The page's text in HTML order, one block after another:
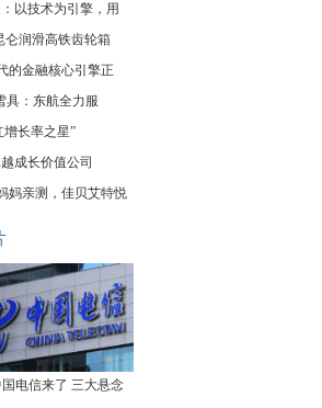
以技术为引擎，用
润滑高铁齿轮箱
的金融核心引擎正
具：东航全力服
增长率之星”
成长价值公司
妈亲测，佳贝艾特悦
电信来了 三大悬念